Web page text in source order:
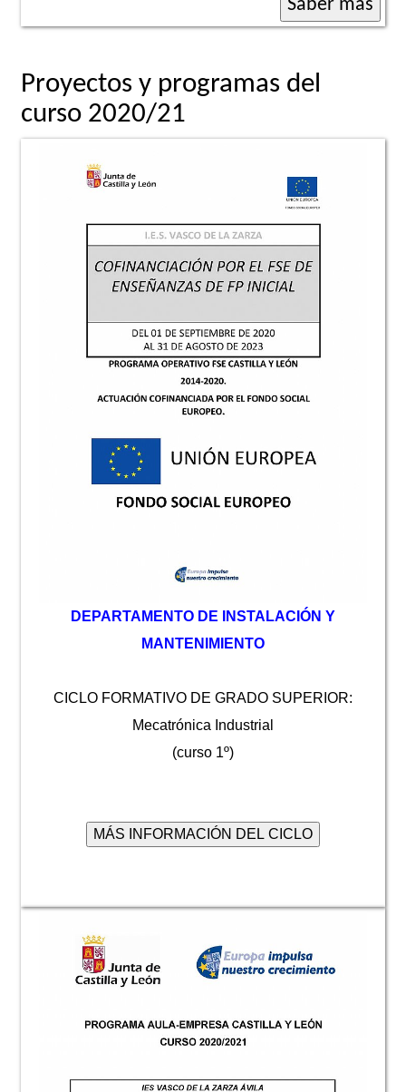
Proyectos y programas del
curso 2020/21
D EPARTAMENTO DE INSTALACIÓN Y
MANTENIMIENTO
CICLO FORMATIVO DE GRADO SUPERIOR:
Mecatrónica Industrial
(curso 1º)